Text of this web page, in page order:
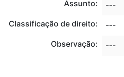
Assunto:
---
Classificação de direito:
---
Observação:
---